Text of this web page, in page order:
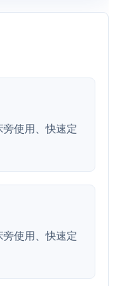
使用、快速定
使用、快速定